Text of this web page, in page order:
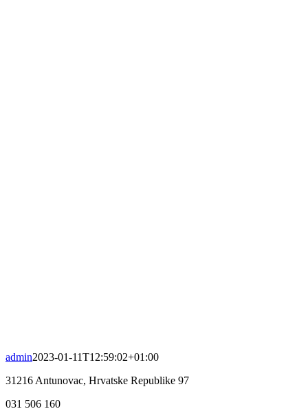
admin2023-01-11T12:59:02+01:00
31216 Antunovac, Hrvatske Republike 97
031 506 160